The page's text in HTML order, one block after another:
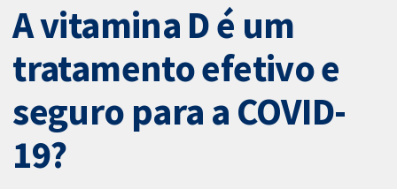
A vitamina D é um
tratamento efetivo e
seguro para a COVID-
19?